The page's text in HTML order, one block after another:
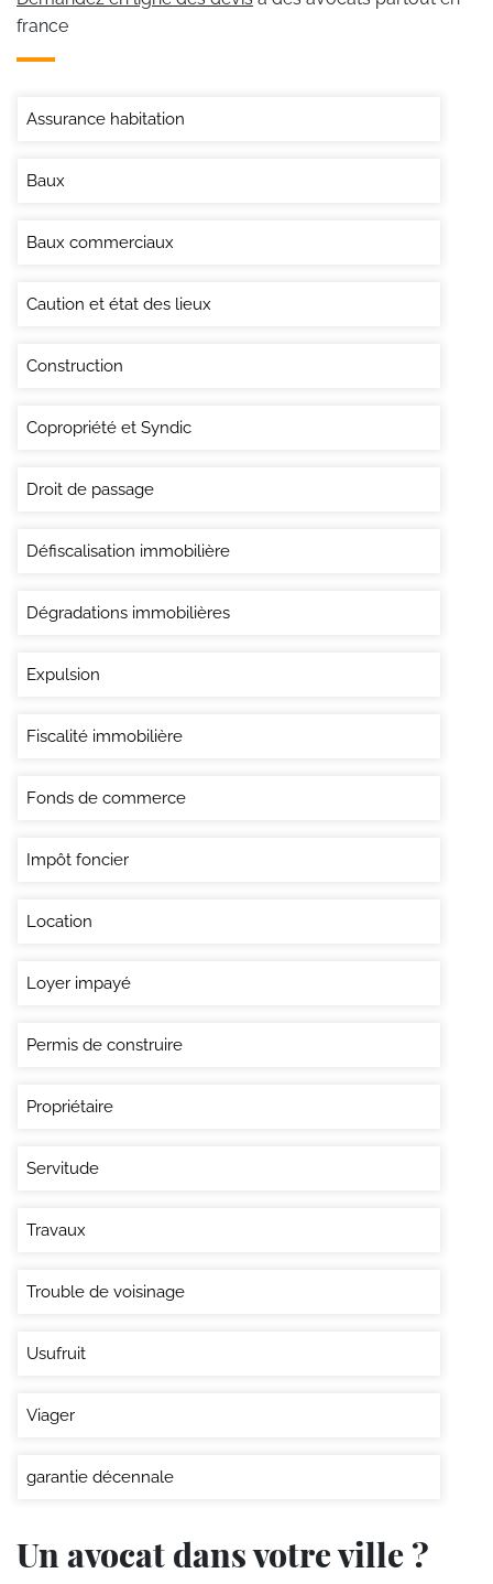
france
Assurance habitation
Baux
Baux commerciaux
Caution et état des lieux
Construction
Copropriété et Syndic
Droit de passage
Défiscalisation immobilière
Dégradations immobilières
Expulsion
Fiscalité immobilière
Fonds de commerce
Impôt foncier
Location
Loyer impayé
Permis de construire
Propriétaire
Servitude
Travaux
Trouble de voisinage
Usufruit
Viager
garantie décennale
Un avocat dans votre ville ?